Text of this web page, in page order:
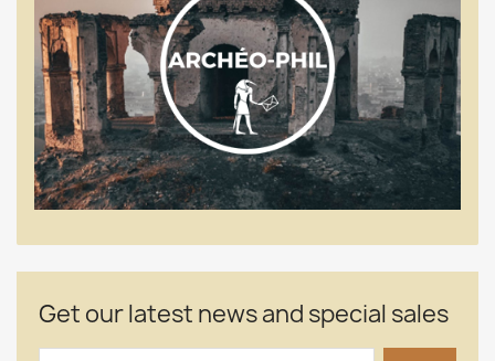
Get our latest news and special sales